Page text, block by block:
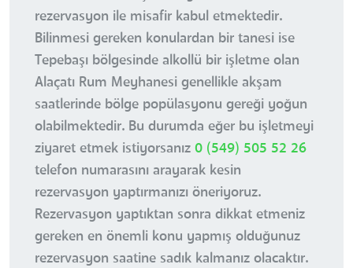
rezervasyon ile misafir kabul etmektedir.
Bilinmesi gereken konulardan bir tanesi ise
Tepebaşı bölgesinde alkollü bir işletme olan
Alaçatı Rum Meyhanesi genellikle akşam
saatlerinde bölge popülasyonu gereği yoğun
olabilmektedir. Bu durumda eğer bu işletmeyi
ziyaret etmek istiyorsanız 0 (549) 505 52 26
telefon numarasını arayarak kesin
rezervasyon yaptırmanızı öneriyoruz.
Rezervasyon yaptıktan sonra dikkat etmeniz
gereken en önemli konu yapmış olduğunuz
rezervasyon saatine sadık kalmanız olacaktır.